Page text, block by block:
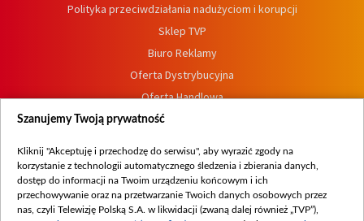
Polityka przeciwdziałania nadużyciom i korupcji
Sklep TVP
Biuro Reklamy
Oferta Dystrybucyjna
Oferta Handlowa
Dostępność
Procedura zgłoszeń wewnętrznych
Szanujemy Twoją prywatność
Kliknij "Akceptuję i przechodzę do serwisu", aby wyrazić zgody na
korzystanie z technologii automatycznego śledzenia i zbierania danych,
dostęp do informacji na Twoim urządzeniu końcowym i ich
przechowywanie oraz na przetwarzanie Twoich danych osobowych przez
nas, czyli Telewizję Polską S.A. w likwidacji (zwaną dalej również „TVP”),